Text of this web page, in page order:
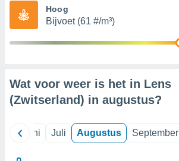
partners
Hoog
Bijvoet (61 #/m³)
Wat voor weer is het in Lens
(Zwitserland) in augustus?
Juni Juli Augustus September